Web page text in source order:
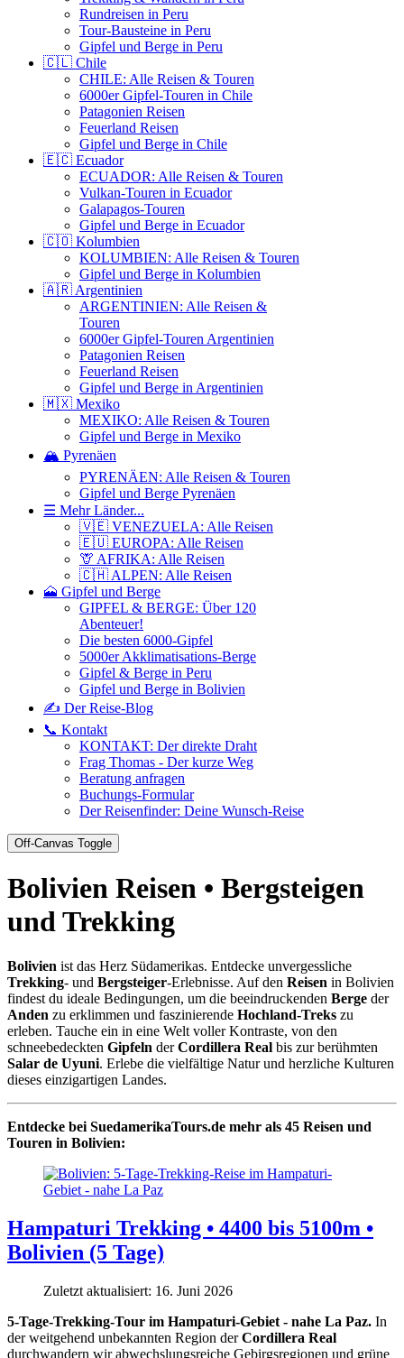
Rundreisen in Peru
Tour-Bausteine in Peru
Gipfel und Berge in Peru
🇨🇱 Chile
CHILE: Alle Reisen & Touren
6000er Gipfel-Touren in Chile
Patagonien Reisen
Feuerland Reisen
Gipfel und Berge in Chile
🇪🇨 Ecuador
ECUADOR: Alle Reisen & Touren
Vulkan-Touren in Ecuador
Galapagos-Touren
Gipfel und Berge in Ecuador
🇨🇴 Kolumbien
KOLUMBIEN: Alle Reisen & Touren
Gipfel und Berge in Kolumbien
🇦🇷 Argentinien
ARGENTINIEN: Alle Reisen &
Touren
6000er Gipfel-Touren Argentinien
Patagonien Reisen
Feuerland Reisen
Gipfel und Berge in Argentinien
🇲🇽 Mexiko
MEXIKO: Alle Reisen & Touren
Gipfel und Berge in Mexiko
🏔️ Pyrenäen
PYRENÄEN: Alle Reisen & Touren
Gipfel und Berge Pyrenäen
☰ Mehr Länder...
🇻🇪 VENEZUELA: Alle Reisen
🇪🇺 EUROPA: Alle Reisen
🦒 AFRIKA: Alle Reisen
🇨🇭 ALPEN: Alle Reisen
🗻 Gipfel und Berge
GIPFEL & BERGE: Über 120
Abenteuer!
Die besten 6000-Gipfel
5000er Akklimatisations-Berge
Gipfel & Berge in Peru
Gipfel und Berge in Bolivien
✍️ Der Reise-Blog
📞 Kontakt
KONTAKT: Der direkte Draht
Frag Thomas - Der kurze Weg
Beratung anfragen
Buchungs-Formular
Der Reisenfinder: Deine Wunsch-Reise
Off-Canvas Toggle
Bolivien Reisen • Bergsteigen
und Trekking
Bolivien ist das Herz Südamerikas. Entdecke unvergessliche
Trekking- und Bergsteiger-Erlebnisse. Auf den Reisen in Bolivien
findest du ideale Bedingungen, um die beeindruckenden Berge der
Anden zu erklimmen und faszinierende Hochland-Treks zu
erleben. Tauche ein in eine Welt voller Kontraste, von den
schneebedeckten Gipfeln derCordillera Real bis zur berühmten
Salar de Uyuni. Erlebe die vielfältige Natur und herzliche Kulturen
dieses einzigartigen Landes.
Entdecke bei SuedamerikaTours.de mehr als 45 Reisen und
Touren in Bolivien:
Hampaturi Trekking • 4400 bis 5100m •
Bolivien (5 Tage)
Zuletzt aktualisiert: 16. Juni 2026
5-Tage-Trekking-Tour im Hampaturi-Gebiet - nahe La Paz. In
der weitgehend unbekannten Region derCordillera Real
durchwandern wir abwechslungsreiche Gebirgsregionen und grüne